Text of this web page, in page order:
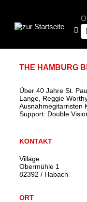
THE HAMBURG
Über 40 Jahre St.
Lange, Reggie
Ausnahmegitarristen
Support: Double
KONTAKT
Village
Obermühle 1
82392 / Habach
ORT